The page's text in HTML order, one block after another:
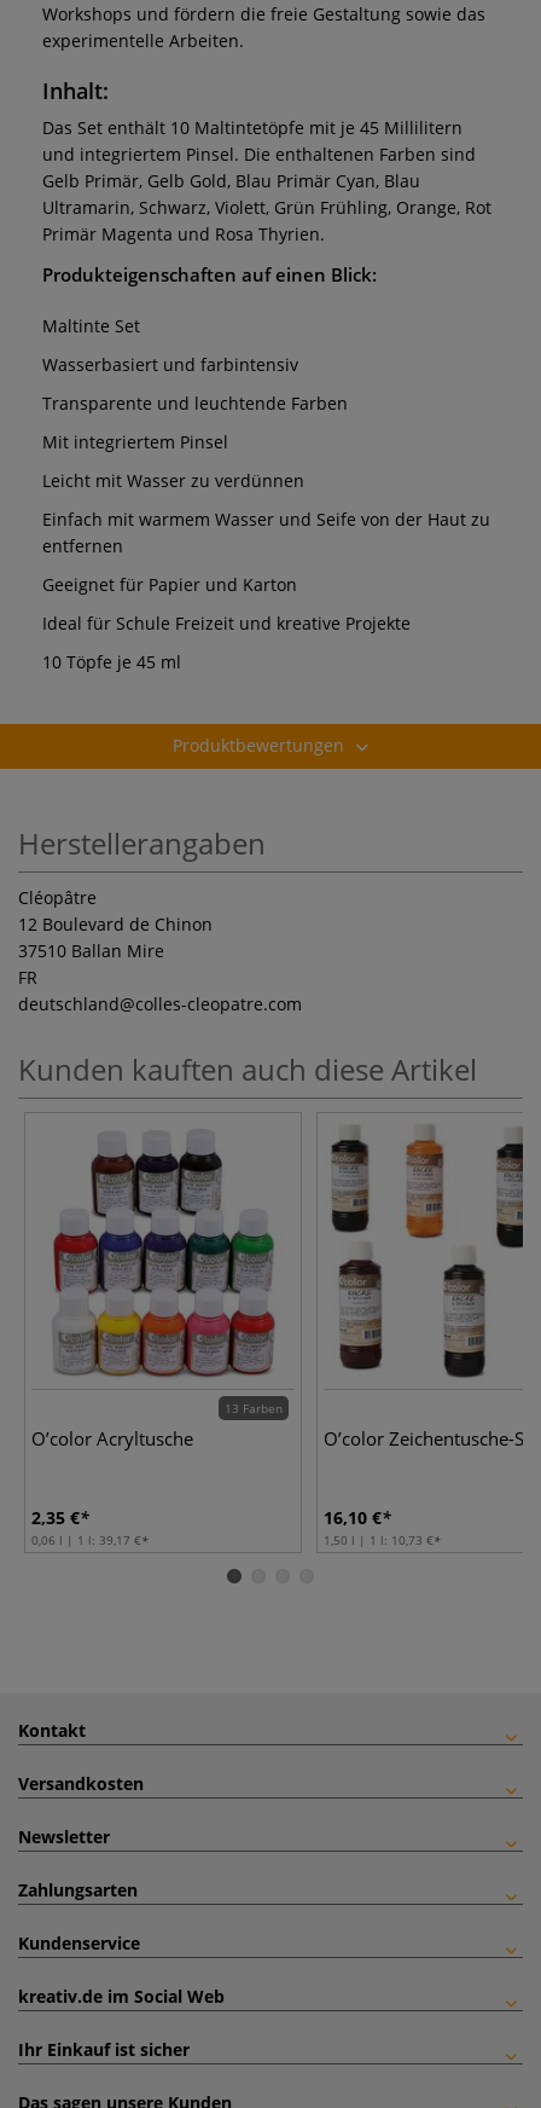
Workshops und fördern die freie Gestaltung sowie das
experimentelle Arbeiten.
Inhalt:
Das Set enthält 10 Maltintetöpfe mit je 45 Millilitern
und integriertem Pinsel. Die enthaltenen Farben sind
Gelb Primär, Gelb Gold, Blau Primär Cyan, Blau
Ultramarin, Schwarz, Violett, Grün Frühling, Orange, Rot
Primär Magenta und Rosa Thyrien.
Produkteigenschaften auf einen Blick:
Maltinte Set
Wasserbasiert und farbintensiv
Transparente und leuchtende Farben
Mit integriertem Pinsel
Leicht mit Wasser zu verdünnen
Einfach mit warmem Wasser und Seife von der Haut zu
entfernen
Geeignet für Papier und Karton
Ideal für Schule Freizeit und kreative Projekte
10 Töpfe je 45 ml
Produktbewertungen
Herstellerangaben
Cléopâtre
12 Boulevard de Chinon
37510 Ballan Mire
FR
deutschland@colles-cleopatre.com
Kunden kauften auch diese Artikel
13 Farben
O’color Acryltusche
2,35 €
0,06 l | 1 l: 39,17 €
O’color Zeichentusche-Set
16,10 €
1,50 l | 1 l: 10,73 €
Kontakt
Versandkosten
Newsletter
Zahlungsarten
Kundenservice
kreativ.de im Social Web
Ihr Einkauf ist sicher
Das sagen unsere Kunden